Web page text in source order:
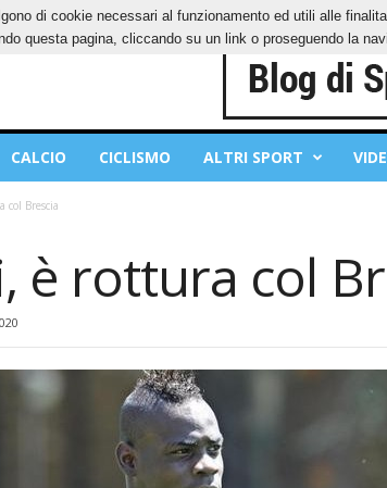
COOKIES PRIVACY POLICY
CALCIO CICLISMO ALTRI SPORT
col Brescia
è rottura col
di cookie necessari al funzionamento ed utili alle
questa pagina, cliccando su un link o proseguendo la